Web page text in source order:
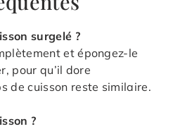
surgelé ?
et épongez-le
pour qu’il dore
de cuisson reste similaire.
?